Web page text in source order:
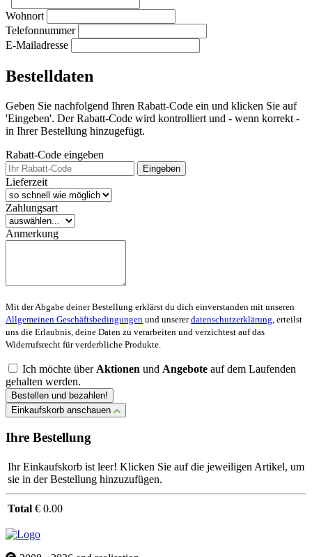
Wohnort
Telefonnummer
E-Mailadresse
Bestelldaten
Geben Sie nachfolgend Ihren Rabatt-Code ein und klicken Sie auf
'Eingeben'. Der Rabatt-Code wird kontrolliert und - wenn korrekt -
in Ihrer Bestellung hinzugefügt.
Rabatt-Code eingeben
Eingeben
Lieferzeit
Zahlungsart
Anmerkung
Mit der Abgabe deiner Bestellung erklärst du dich einverstanden mit unseren
Allgemeinen Geschäftsbedingungen und unsererdatenschutzerklärung , erteilst
uns die Erlaubnis, deine Daten zu verarbeiten und verzichtest auf das
Widerrufsrecht für verderbliche Produkte.
Ich möchte über Aktionen und Angebote auf dem Laufenden
gehalten werden.
Bestellen und bezahlen!
Einkaufskorb anschauen
Ihre Bestellung
Ihr Einkaufskorb ist leer! Klicken Sie auf die jeweiligen Artikel, um
sie in der Bestellung hinzuzufügen.
Total € 0.00